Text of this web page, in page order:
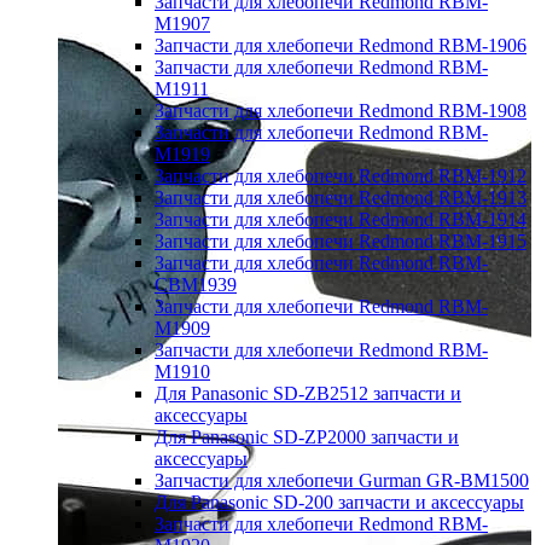
M1907
Запчасти для хлебопечи Redmond RBM-1906
Запчасти для хлебопечи Redmond RBM-
M1911
Запчасти для хлебопечи Redmond RBM-1908
Запчасти для хлебопечи Redmond RBM-
M1919
Запчасти для хлебопечи Redmond RBM-1912
Запчасти для хлебопечи Redmond RBM-1913
Запчасти для хлебопечи Redmond RBM-1914
Запчасти для хлебопечи Redmond RBM-1915
Запчасти для хлебопечи Redmond RBM-
CBM1939
Запчасти для хлебопечи Redmond RBM-
M1909
Запчасти для хлебопечи Redmond RBM-
M1910
Для Panasonic SD-ZB2512 запчасти и
аксессуары
Для Panasonic SD-ZP2000 запчасти и
аксессуары
Запчасти для хлебопечи Gurman GR-BM1500
Для Panasonic SD-200 запчасти и аксессуары
Запчасти для хлебопечи Redmond RBM-